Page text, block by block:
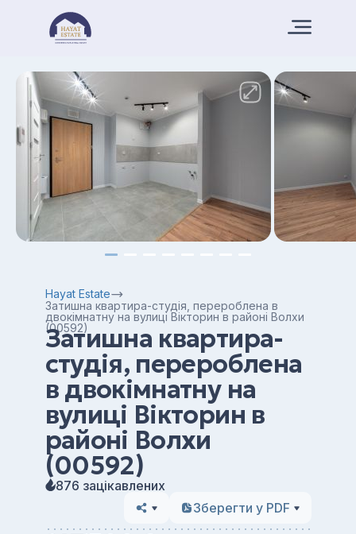
Hayat Estate
Затишна квартира-студія, перероблена в
двокімнатну на вулиці Вікторин в районі Волхи
(00592)
Затишна квартира-
студія, перероблена
в двокімнатну на
вулиці Вікторин в
районі Волхи
(00592)
876 зацікавлених
Зберегти у PDF